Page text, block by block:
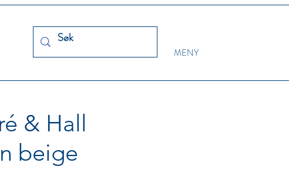
MENY
& Hall
beige